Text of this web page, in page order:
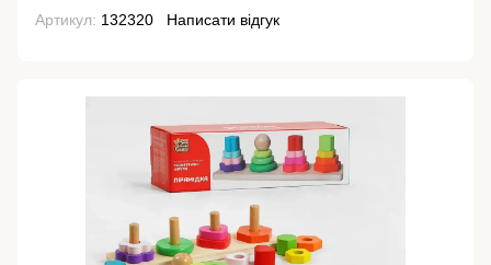
Артикул: 132320 Написати відгук